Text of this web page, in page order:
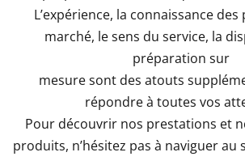
L’expérience, la connaissance
marché, le sens du service, la
préparation sur
mesure sont des atouts
répondre à toutes vos
Pour découvrir nos prestations et
produits, n’hésitez pas à naviguer au